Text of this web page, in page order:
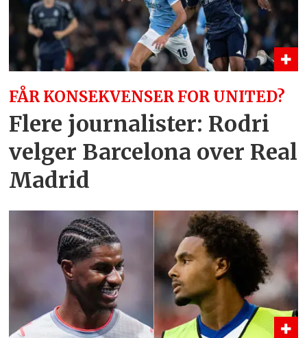
FÅR KONSEKVENSER FOR UNITED?
Flere journalister: Rodri
velger Barcelona over Real
Madrid